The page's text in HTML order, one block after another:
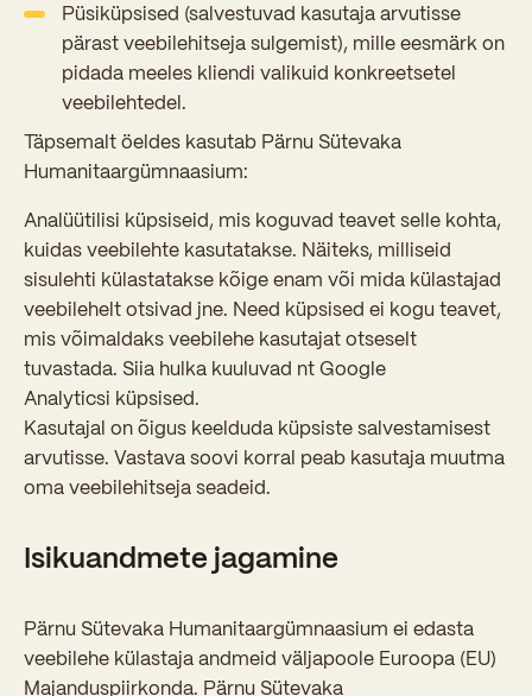
Püsiküpsised (salvestuvad kasutaja arvutisse
pärast veebilehitseja sulgemist), mille eesmärk on
pidada meeles kliendi valikuid konkreetsetel
veebilehtedel.
Täpsemalt öeldes kasutab Pärnu Sütevaka
Humanitaargümnaasium:
Analüütilisi küpsiseid, mis koguvad teavet selle kohta,
kuidas veebilehte kasutatakse. Näiteks, milliseid
sisulehti külastatakse kõige enam või mida külastajad
veebilehelt otsivad jne. Need küpsised ei kogu teavet,
mis võimaldaks veebilehe kasutajat otseselt
tuvastada. Siia hulka kuuluvad nt Google
Analyticsi küpsised.
Kasutajal on õigus keelduda küpsiste salvestamisest
arvutisse. Vastava soovi korral peab kasutaja muutma
oma veebilehitseja seadeid.
Isikuandmete jagamine
Pärnu Sütevaka Humanitaargümnaasium ei edasta
veebilehe külastaja andmeid väljapoole Euroopa (EU)
Majanduspiirkonda. Pärnu Sütevaka